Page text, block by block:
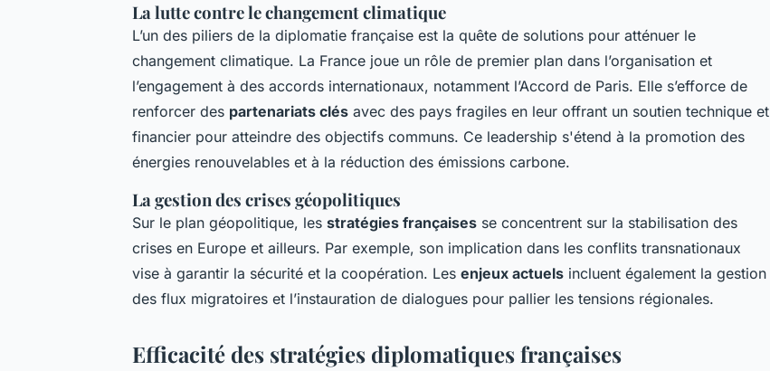
La lutte contre le changement climatique
L’un des piliers de la diplomatie française est la quête de solutions pour atténuer le
changement climatique. La France joue un rôle de premier plan dans l’organisation et
l’engagement à des accords internationaux, notamment l’Accord de Paris. Elle s’efforce de
renforcer des partenariats clés avec des pays fragiles en leur offrant un soutien technique et
financier pour atteindre des objectifs communs. Ce leadership s'étend à la promotion des
énergies renouvelables et à la réduction des émissions carbone.
La gestion des crises géopolitiques
Sur le plan géopolitique, les stratégies françaises se concentrent sur la stabilisation des
crises en Europe et ailleurs. Par exemple, son implication dans les conflits transnationaux
vise à garantir la sécurité et la coopération. Les enjeux actuels incluent également la gestion
des flux migratoires et l’instauration de dialogues pour pallier les tensions régionales.
Efficacité des stratégies diplomatiques françaises